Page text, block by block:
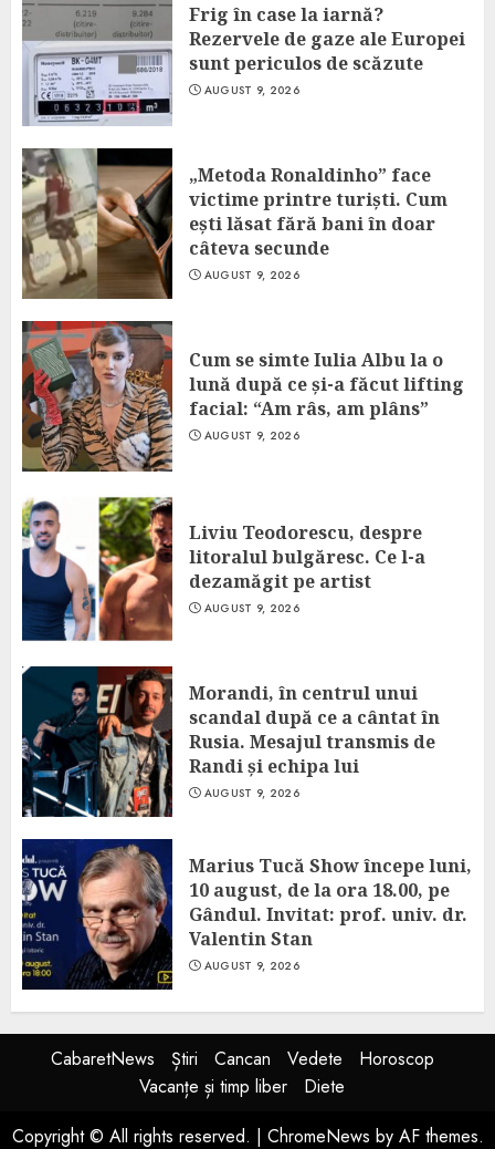
Frig în case la iarnă?
Rezervele de gaze ale Europei
sunt periculos de scăzute
AUGUST 9, 2026
„Metoda Ronaldinho” face
victime printre turiști. Cum
ești lăsat fără bani în doar
câteva secunde
AUGUST 9, 2026
Cum se simte Iulia Albu la o
lună după ce și-a făcut lifting
facial: “Am râs, am plâns”
AUGUST 9, 2026
Liviu Teodorescu, despre
litoralul bulgăresc. Ce l-a
dezamăgit pe artist
AUGUST 9, 2026
Morandi, în centrul unui
scandal după ce a cântat în
Rusia. Mesajul transmis de
Randi și echipa lui
AUGUST 9, 2026
Marius Tucă Show începe luni,
10 august, de la ora 18.00, pe
Gândul. Invitat: prof. univ. dr.
Valentin Stan
AUGUST 9, 2026
CabaretNews Știri Cancan Vedete
Horoscop
Vacanțe și timp liber
Diete
Copyright © All rights reserved. | ChromeNews by AF themes.